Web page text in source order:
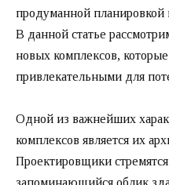
продуманной
В данной статье
новых комплексов,
привлекательными для
Одной из важнейших
комплексов является их
Проектировщики